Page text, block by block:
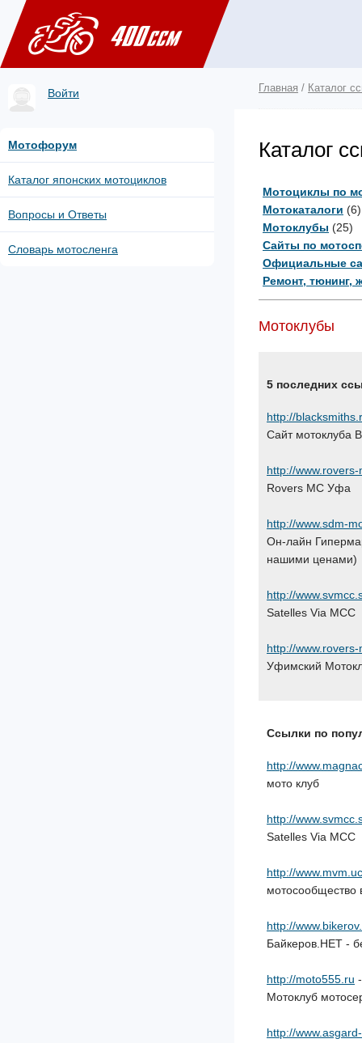
Войти
Мотофорум
Каталог японских мотоциклов
Вопросы и Ответы
Словарь мотосленга
Главная / Каталог
Каталог
Мотоциклы по
Мотокаталоги (6)
Мотоклубы (25)
Сайты по
Официальные
Ремонт, тюнинг,
Мотоклубы
5 последних
http://
Cайт мотоклуба
http://
Rovers MC Уфа
http://www.sdm-
Он-лайн
нашими ценами)
http://
Satelles Via MCC
http://
Уфимский
Ссылки по
http://
мото клуб
http://
Satelles Via MCC
http://
мотосообщество
http://
Байкеров.НЕТ -
http://moto555.ru
Мотоклуб
http://